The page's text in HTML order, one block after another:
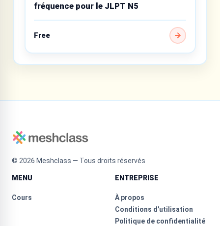
fréquence pour le JLPT N5
Free
© 2026 Meshclass — Tous droits réservés
MENU
Cours
ENTREPRISE
À propos
Conditions d'utilisation
Politique de confidentialité